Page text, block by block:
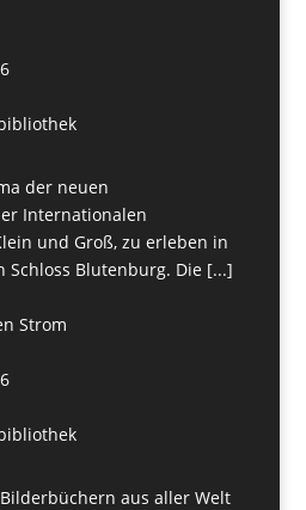
der neuen
Internationalen
und Groß, zu erleben in
Schloss Blutenburg. Die [...]
Strom
aus aller Welt